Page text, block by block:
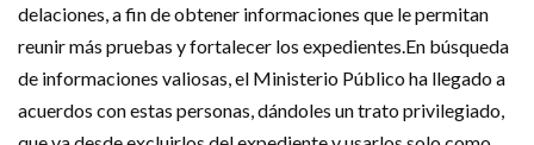
delaciones, a fin de obtener informaciones que le permitan
reunir más pruebas y fortalecer los expedientes.En búsqueda
de informaciones valiosas, el Ministerio Público ha llegado a
acuerdos con estas personas, dándoles un trato privilegiado,